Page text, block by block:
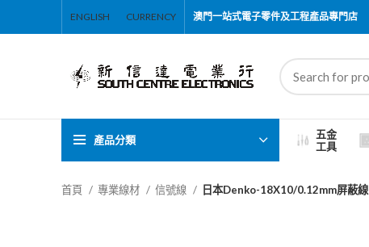
ENGLISH CURRENCY 澳門一站式電子零件及工程產品專門店
產品分類
五金
工具
首頁 專業線材 信號線 日本Denko-18X10/0.12mm屏蔽線